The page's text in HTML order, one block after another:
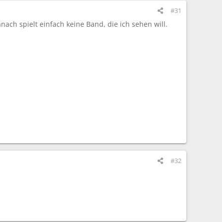
#31
spielt einfach keine Band, die ich sehen will.
#32